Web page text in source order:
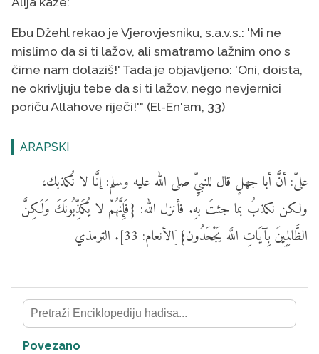
Ebu Džehl rekao je Vjerovjesniku, s.a.v.s.: 'Mi ne
mislimo da si ti lažov, ali smatramo lažnim ono s
čime nam dolaziš!' Tada je objavljeno: 'Oni, doista,
ne okrivljuju tebe da si ti lažov, nego nevjernici
poriču Allahove riječi!'" (El-En'am, 33)
ARAPSKI
علىّ: أنَّ أبا جهلٍ قال للنبيِّ صلى الله عليه وسلم: إنَّا لا نُكذبك،
ولكن نكذبُ بما جئتَ بهِ. فأنزل الله: {فَإِنَّهُمْ لا يُكَذِّبُونَكَ وَلَكِنَّ
الظَّالِمِينَ بِآيَاتِ اللَّه يَجْحَدُون}[الأنعام: 33]. الترمذي
Povezano